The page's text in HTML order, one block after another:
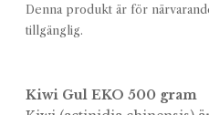
baserat på
kundrecensio
n
Denna produkt är för
tillgänglig.
Kiwi Gul EKO 500 gram